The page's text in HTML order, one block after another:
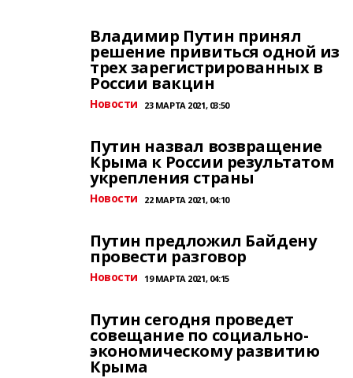
Владимир Путин принял
решение привиться одной из
трех зарегистрированных в
России вакцин
Новости 23 МАРТА 2021, 03:50
Путин назвал возвращение
Крыма к России результатом
укрепления страны
Новости 22 МАРТА 2021, 04:10
Путин предложил Байдену
провести разговор
Новости 19 МАРТА 2021, 04:15
Путин сегодня проведет
совещание по социально-
экономическому развитию
Крыма